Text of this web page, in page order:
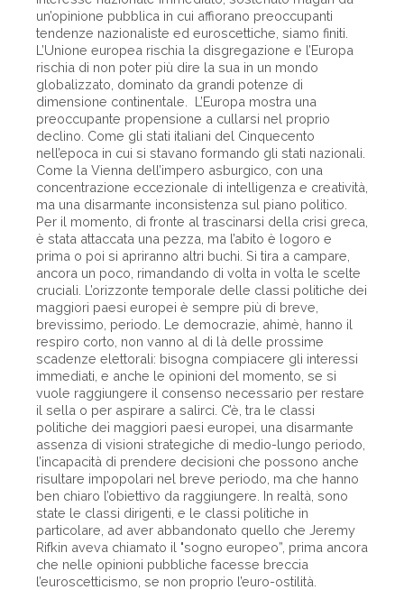
un’opinione pubblica in cui affiorano preoccupanti
tendenze nazionaliste ed euroscettiche, siamo finiti.
L’Unione europea rischia la disgregazione e l’Europa
rischia di non poter più dire la sua in un mondo
globalizzato, dominato da grandi potenze di
dimensione continentale. L’Europa mostra una
preoccupante propensione a cullarsi nel proprio
declino. Come gli stati italiani del Cinquecento
nell’epoca in cui si stavano formando gli stati nazionali.
Come la Vienna dell’impero asburgico, con una
concentrazione eccezionale di intelligenza e creatività,
ma una disarmante inconsistenza sul piano politico.
Per il momento, di fronte al trascinarsi della crisi greca,
è stata attaccata una pezza, ma l’abito è logoro e
prima o poi si apriranno altri buchi. Si tira a campare,
ancora un poco, rimandando di volta in volta le scelte
cruciali. L’orizzonte temporale delle classi politiche dei
maggiori paesi europei è sempre più di breve,
brevissimo, periodo. Le democrazie, ahimè, hanno il
respiro corto, non vanno al di là delle prossime
scadenze elettorali: bisogna compiacere gli interessi
immediati, e anche le opinioni del momento, se si
vuole raggiungere il consenso necessario per restare
il sella o per aspirare a salirci. C’è, tra le classi
politiche dei maggiori paesi europei, una disarmante
assenza di visioni strategiche di medio-lungo periodo,
l’incapacità di prendere decisioni che possono anche
risultare impopolari nel breve periodo, ma che hanno
ben chiaro l’obiettivo da raggiungere. In realtà, sono
state le classi dirigenti, e le classi politiche in
particolare, ad aver abbandonato quello che Jeremy
Rifkin aveva chiamato il "sogno europeo”, prima ancora
che nelle opinioni pubbliche facesse breccia
l’euroscetticismo, se non proprio l’euro-ostilità.